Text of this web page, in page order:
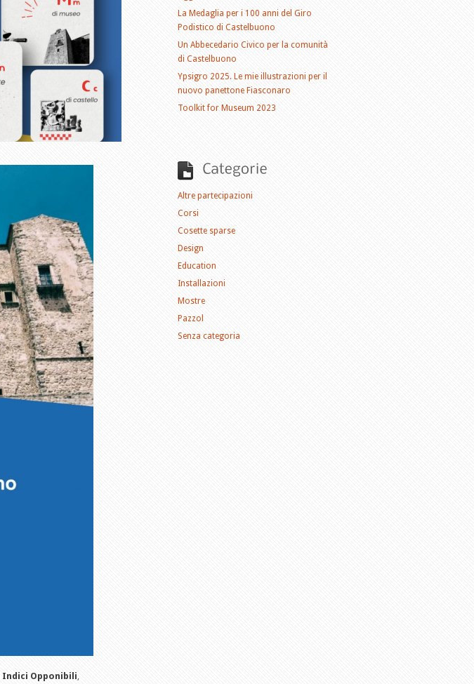
Indici Opponibili,
La Medaglia per i 100 anni del Giro
Podistico di Castelbuono
Un Abbecedario Civico per la comunità
di Castelbuono
Ypsigro 2025. Le mie illustrazioni per il
nuovo panettone Fiasconaro
Toolkit for Museum 2023
Altre partecipazioni
Corsi
Cosette sparse
Design
Education
Installazioni
Mostre
Pazzol
Senza categoria